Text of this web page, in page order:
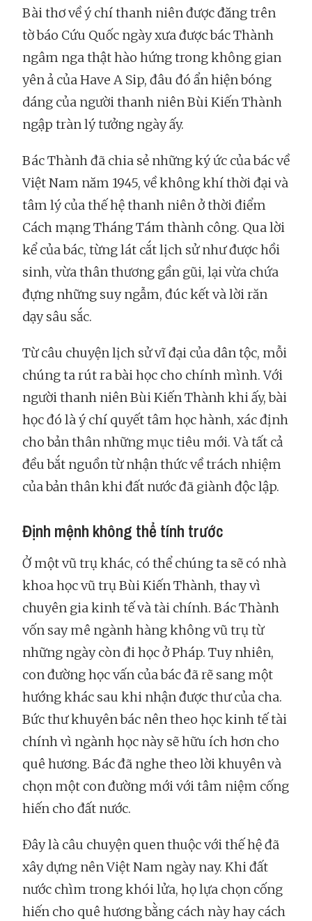
Bài thơ về ý chí thanh niên được đăng trên
tờ báo Cứu Quốc ngày xưa được bác Thành
ngâm nga thật hào hứng trong không gian
yên ả của Have A Sip, đâu đó ẩn hiện bóng
dáng của người thanh niên Bùi Kiến Thành
ngập tràn lý tưởng ngày ấy.
Bác Thành đã chia sẻ những ký ức của bác về
Việt Nam năm 1945, về không khí thời đại và
tâm lý của thế hệ thanh niên ở thời điểm
Cách mạng Tháng Tám thành công. Qua lời
kể của bác, từng lát cắt lịch sử như được hồi
sinh, vừa thân thương gần gũi, lại vừa chứa
đựng những suy ngẫm, đúc kết và lời răn
dạy sâu sắc.
Từ câu chuyện lịch sử vĩ đại của dân tộc, mỗi
chúng ta rút ra bài học cho chính mình. Với
người thanh niên Bùi Kiến Thành khi ấy, bài
học đó là ý chí quyết tâm học hành, xác định
cho bản thân những mục tiêu mới. Và tất cả
đều bắt nguồn từ nhận thức về trách nhiệm
của bản thân khi đất nước đã giành độc lập.
Định mệnh không thể tính trước
Ở một vũ trụ khác, có thể chúng ta sẽ có nhà
khoa học vũ trụ Bùi Kiến Thành, thay vì
chuyên gia kinh tế và tài chính. Bác Thành
vốn say mê ngành hàng không vũ trụ từ
những ngày còn đi học ở Pháp. Tuy nhiên,
con đường học vấn của bác đã rẽ sang một
hướng khác sau khi nhận được thư của cha.
Bức thư khuyên bác nên theo học kinh tế tài
chính vì ngành học này sẽ hữu ích hơn cho
quê hương. Bác đã nghe theo lời khuyên và
chọn một con đường mới với tâm niệm cống
hiến cho đất nước.
Đây là câu chuyện quen thuộc với thế hệ đã
xây dựng nên Việt Nam ngày nay. Khi đất
nước chìm trong khói lửa, họ lựa chọn cống
hiến cho quê hương bằng cách này hay cách